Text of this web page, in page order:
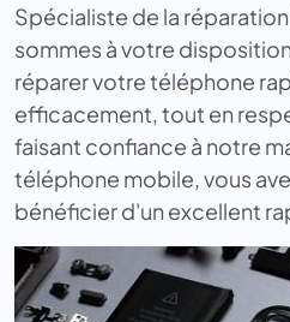
Spécialiste de la
sommes à votre
réparer votre téléphone
efficacement, tout en
faisant confiance à notre
téléphone mobile, vous
bénéficier d'un excellent